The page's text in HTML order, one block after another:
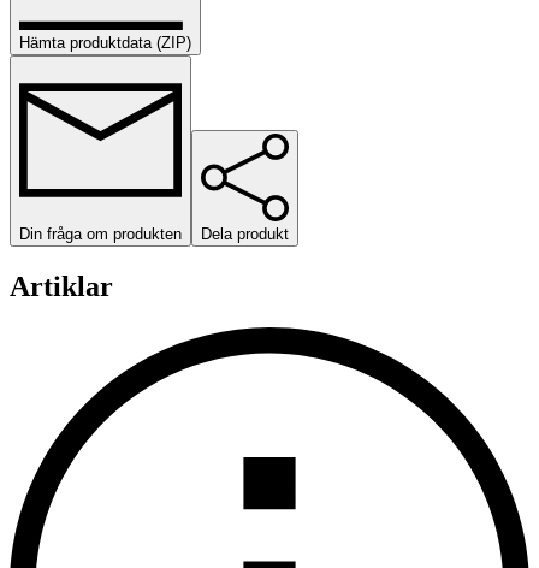
Hämta produktdata (ZIP)
Din fråga om produkten Dela produkt
Artiklar